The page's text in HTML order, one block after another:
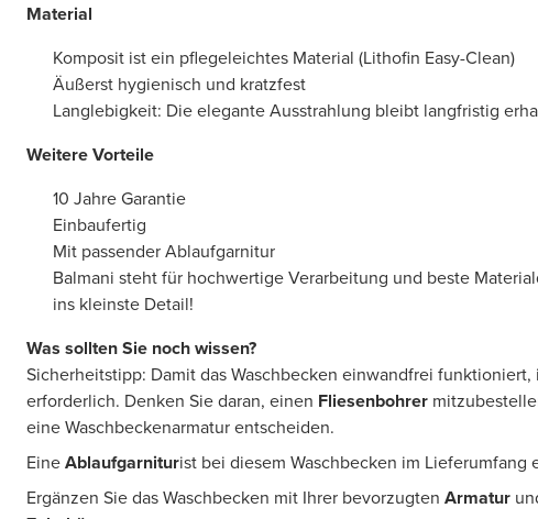
Material
Komposit ist ein pflegeleichtes Material (Lithofin Easy-Clean)
Äußerst hygienisch und kratzfest
Langlebigkeit: Die elegante Ausstrahlung bleibt langfristig
Weitere Vorteile
10 Jahre Garantie
Einbaufertig
Mit passender Ablaufgarnitur
Balmani steht für hochwertige Verarbeitung und beste
ins kleinste Detail!
Was sollten Sie noch wissen?
Sicherheitstipp: Damit das Waschbecken einwandfrei funktioniert,
erforderlich. Denken Sie daran, einen Fliesenbohrer
eine Waschbeckenarmatur entscheiden.
EineAblaufgarniturist bei diesem Waschbecken im Lieferumfang
Ergänzen Sie das Waschbecken mit Ihrer bevorzugten Armatur